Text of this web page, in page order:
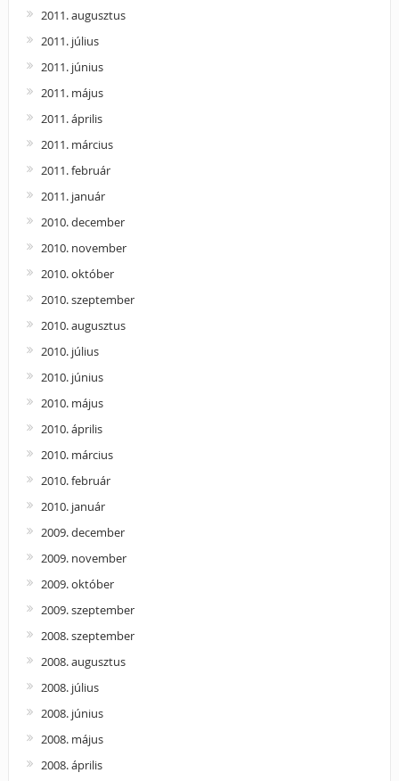
2011. augusztus
2011. július
2011. június
2011. május
2011. április
2011. március
2011. február
2011. január
2010. december
2010. november
2010. október
2010. szeptember
2010. augusztus
2010. július
2010. június
2010. május
2010. április
2010. március
2010. február
2010. január
2009. december
2009. november
2009. október
2009. szeptember
2008. szeptember
2008. augusztus
2008. július
2008. június
2008. május
2008. április